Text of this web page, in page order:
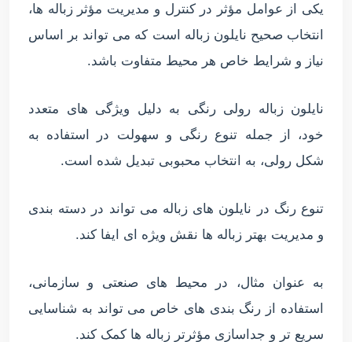
یکی از عوامل مؤثر در کنترل و مدیریت مؤثر زباله ها،
انتخاب صحیح نایلون زباله است که می تواند بر اساس
نیاز و شرایط خاص هر محیط متفاوت باشد.
نایلون زباله رولی رنگی به دلیل ویژگی های متعدد
خود، از جمله تنوع رنگی و سهولت در استفاده به
شکل رولی، به انتخاب محبوبی تبدیل شده است.
تنوع رنگ در نایلون های زباله می تواند در دسته بندی
و مدیریت بهتر زباله ها نقش ویژه ای ایفا کند.
به عنوان مثال، در محیط های صنعتی و سازمانی،
استفاده از رنگ بندی های خاص می تواند به شناسایی
سریع تر و جداسازی مؤثرتر زباله ها کمک کند.